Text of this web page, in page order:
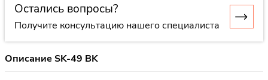
Остались вопросы?
Получите консультацию нашего специалиста
Описание SK-49 BK